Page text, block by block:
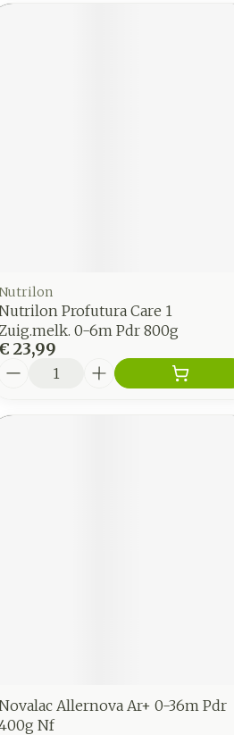
Profutura Care 1
0-6m Pdr 800g
23,99
Allernova Ar+ 0-36m Pdr
Nf